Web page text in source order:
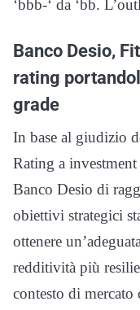
‘bbb-‘ da ‘bb.
Banco Desio,
rating
grade
In base al giudizio
Rating a
Banco Desio di
obiettivi strategici
ottenere
redditività più
contesto di mercato